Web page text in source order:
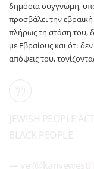
δημόσια συγγνώμη,
προσβάλει την
πλήρως τη στάση του,
με Εβραίους και ότι
απόψεις του,